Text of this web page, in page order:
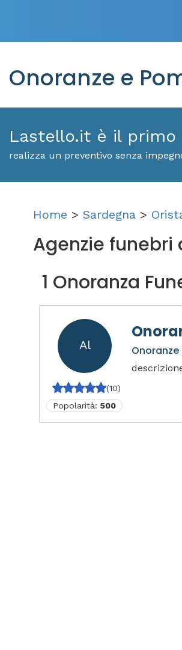
Onoranze e
Lastello.it è il
realizza un preventivo senza
Home > Sardegna >
Agenzie funebri
1 Onoranza
Al
(10)
Popolarità: 500
Onoranze